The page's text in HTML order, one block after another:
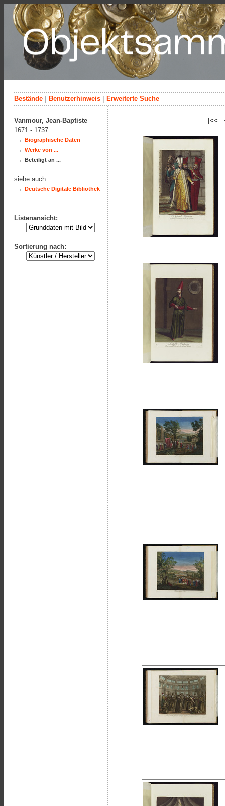
Bestände Benutzerhinweis Erweiterte Suche
|<<
Vanmour, Jean-Baptiste
1671 - 1737
→ Biographische Daten
→ Werke von ...
→ Beteiligt an ...
siehe auch
→ Deutsche Digitale Bibliothek
Listenansicht:
Sortierung nach: